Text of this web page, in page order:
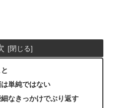
単純ではない
なきっかけでぶり返す